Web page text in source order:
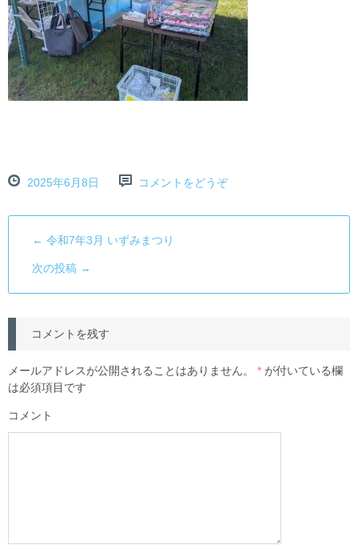
2025年6月8日 コメントをどうぞ
← 令和7年3月 いずみまつり
次の投稿 →
コメントを残す
メールアドレスが公開されることはありません。 * が付いている欄
は必須項目です
コメント